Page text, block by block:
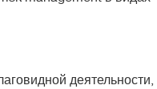
деятельности,